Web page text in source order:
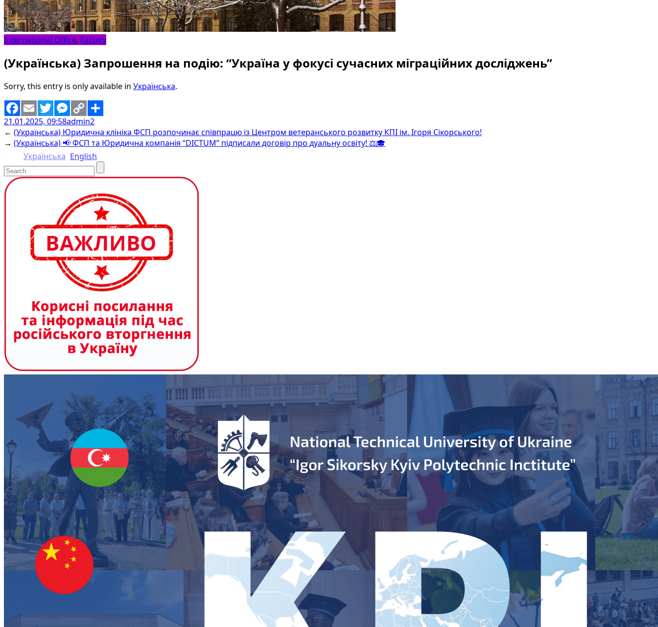
International Office, Faculty
(Українська) Запрошення на подію: “Україна у фокусі сучасних міграційних досліджень”
Sorry, this entry is only available in Українська.
Facebook
EmailTwitterMessenger
Copy
Link
Share
21.01.2025, 09:58admin2
← (Українська) Юридична клініка ФСП розпочинає співпрацю із Центром ветеранського розвитку КПІ ім. Ігоря Сікорського!
→ (Українська) 📢 ФСП та Юридична компанія “DICTUM” підписали договір про дуальну освіту! ⚖️🎓
Українська English